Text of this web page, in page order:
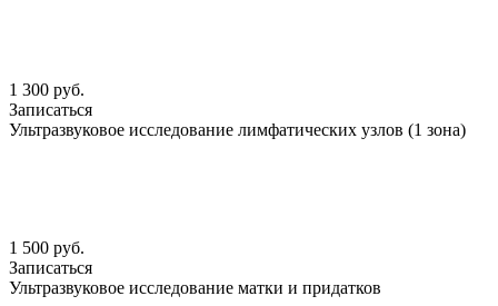
1 300 руб.
Записаться
Ультразвуковое исследование лимфатических узлов (1 зона)
1 500 руб.
Записаться
Ультразвуковое исследование матки и придатков